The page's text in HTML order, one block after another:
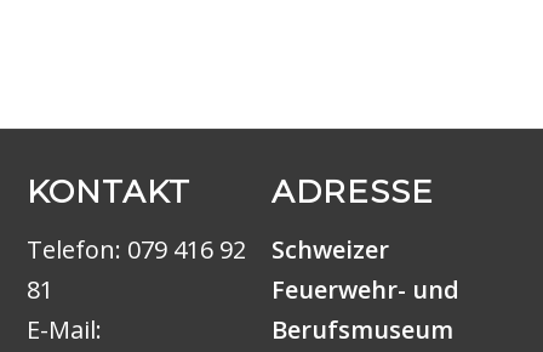
KONTAKT
Telefon: 079 416 92
81
E-Mail:
ADRESSE
Schweizer
Feuerwehr- und
Berufsmuseum